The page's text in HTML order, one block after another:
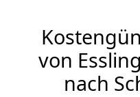
von
nach